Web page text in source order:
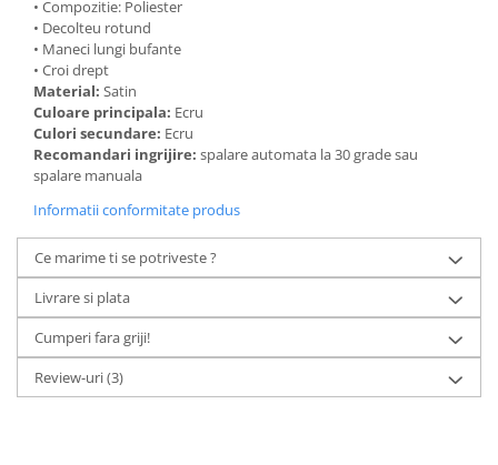
• Compozitie: Poliester
• Decolteu rotund
• Maneci lungi bufante
• Croi drept
Material: Satin
Culoare principala: Ecru
Culori secundare: Ecru
Recomandari ingrijire: spalare automata la 30 grade sau
spalare manuala
Informatii conformitate produs
Ce marime ti se potriveste ?
Livrare si plata
Cumperi fara griji!
Review-uri(3)